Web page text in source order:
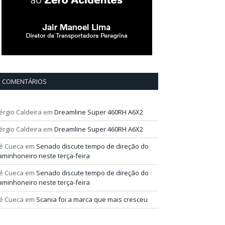
COMENTÁRIOS
Caldeira em Dreamline Super 460RH A6X2
Caldeira em Dreamline Super 460RH A6X2
Cueca em Senado discute tempo de direção do
neste terça-feira
Cueca em Senado discute tempo de direção do
neste terça-feira
Cueca em Scania foi a marca que mais cresceu